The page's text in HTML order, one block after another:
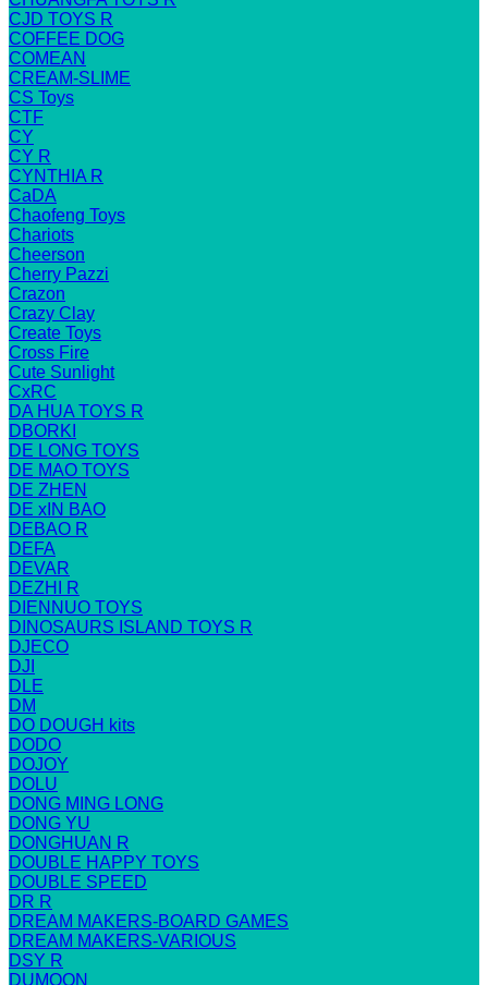
CJD TOYS R
COFFEE DOG
COMEAN
CREAM-SLIME
CS Toys
CTF
CY
CY R
CYNTHIA R
CaDA
Chaofeng Toys
Chariots
Cheerson
Cherry Pazzi
Crazon
Crazy Clay
Create Toys
Cross Fire
Cute Sunlight
CxRC
DA HUA TOYS R
DBORKI
DE LONG TOYS
DE MAO TOYS
DE ZHEN
DE xIN BAO
DEBAO R
DEFA
DEVAR
DEZHI R
DIENNUO TOYS
DINOSAURS ISLAND TOYS R
DJECO
DJI
DLE
DM
DO DOUGH kits
DODO
DOJOY
DOLU
DONG MING LONG
DONG YU
DONGHUAN R
DOUBLE HAPPY TOYS
DOUBLE SPEED
DR R
DREAM MAKERS-BOARD GAMES
DREAM MAKERS-VARIOUS
DSY R
DUMOON